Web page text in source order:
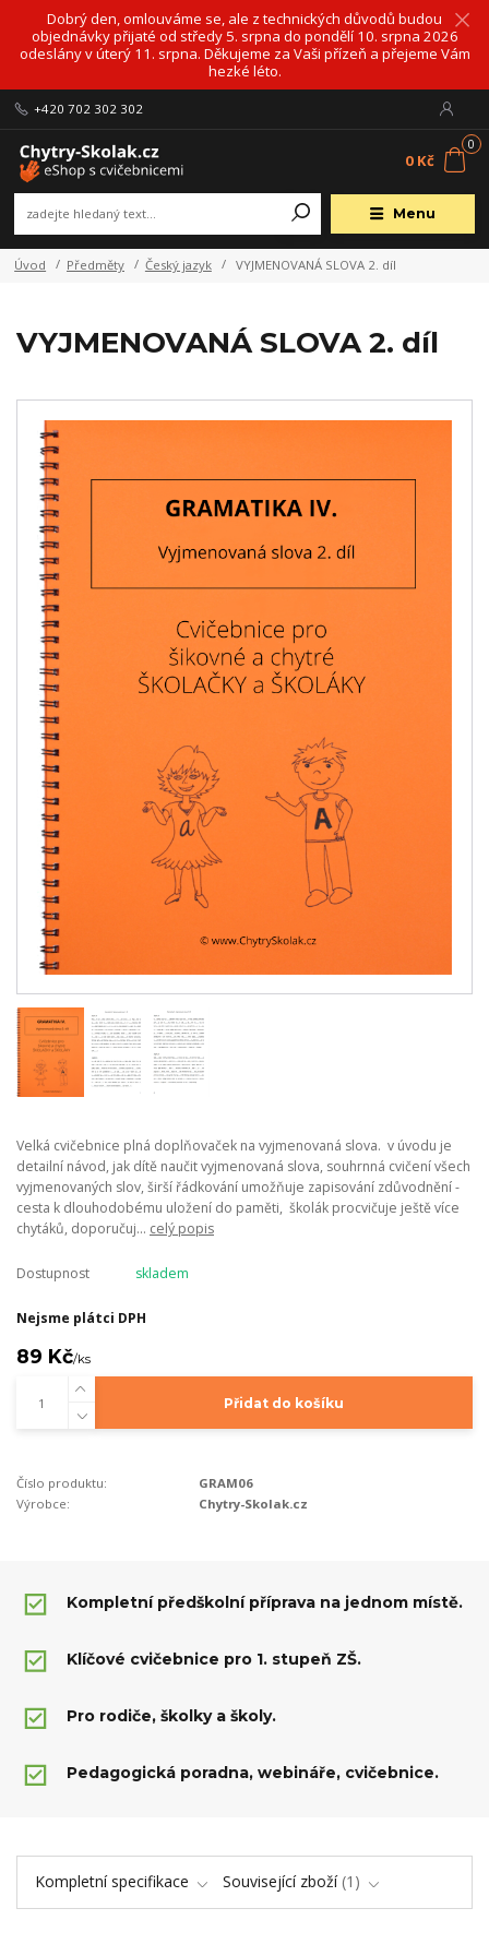
Dobrý den, omlouváme se, ale z technických důvodů budou
objednávky přijaté od středy 5. srpna do pondělí 10. srpna 2026
odeslány v úterý 11. srpna. Děkujeme za Vaši přízeň a přejeme Vám
hezké léto.
Menu
+420 702 302 302
0
0 Kč
Úvod Předměty Český jazyk VYJMENOVANÁ SLOVA 2. díl
VYJMENOVANÁ SLOVA 2. díl
Velká cvičebnice plná doplňovaček na vyjmenovaná slova. v úvodu je
detailní návod, jak dítě naučit vyjmenovaná slova, souhrnná cvičení všech
vyjmenovaných slov, širší řádkování umožňuje zapisování zdůvodnění -
cesta k dlouhodobému uložení do paměti, školák procvičuje ještě více
chytáků, doporučuj... celý popis
Dostupnost skladem
Nejsme plátci DPH
89 Kč/ks
Přidat do košíku
Číslo produktu:
GRAM06
Výrobce:
Chytry-Skolak.cz
Kompletní předškolní příprava na jednom místě.
Klíčové cvičebnice pro 1. stupeň ZŠ.
Pro rodiče, školky a školy.
Pedagogická poradna, webináře, cvičebnice.
Kompletní specifikace Související zboží 1